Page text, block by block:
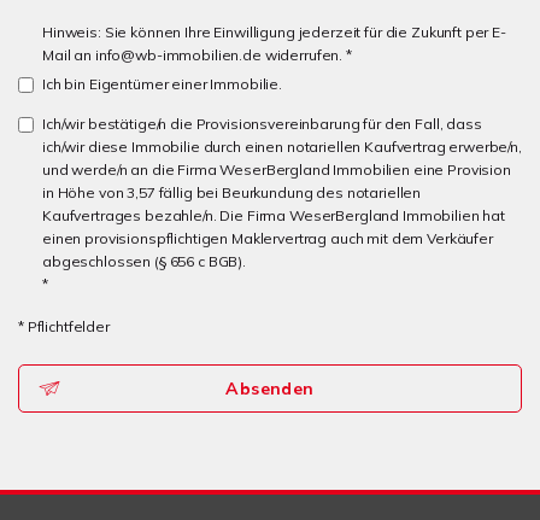
Hinweis: Sie können Ihre Einwilligung jederzeit für die Zukunft per E-
Mail an info@wb-immobilien.de widerrufen. *
Ich bin Eigentümer einer Immobilie.
Ich/wir bestätige/n die Provisionsvereinbarung für den Fall, dass
ich/wir diese Immobilie durch einen notariellen Kaufvertrag erwerbe/n,
und werde/n an die Firma WeserBergland Immobilien eine Provision
in Höhe von 3,57 fällig bei Beurkundung des notariellen
Kaufvertrages bezahle/n. Die Firma WeserBergland Immobilien hat
einen provisionspflichtigen Maklervertrag auch mit dem Verkäufer
abgeschlossen (§ 656 c BGB).
*
* Pflichtfelder
Absenden